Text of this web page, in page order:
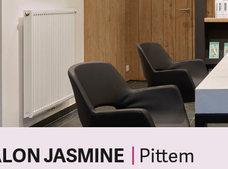
JASMINE Pittem